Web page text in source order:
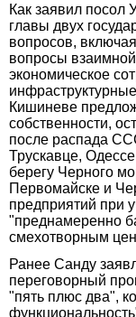
Как заявил
главы двух
вопросов,
вопросы
экономическое
Кишиневе
собственности,
после распада
Трускавце,
берегу Черного
Первомайске и
предприятий при
"преднамеренно
смехотворным
Ранее Санду
переговорный
"пять плюс два",